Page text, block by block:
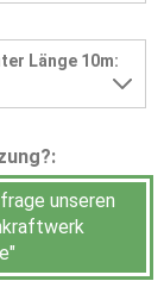
Länge 10m:
unseren